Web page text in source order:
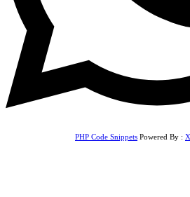
PHP Code Snippets Powered By :